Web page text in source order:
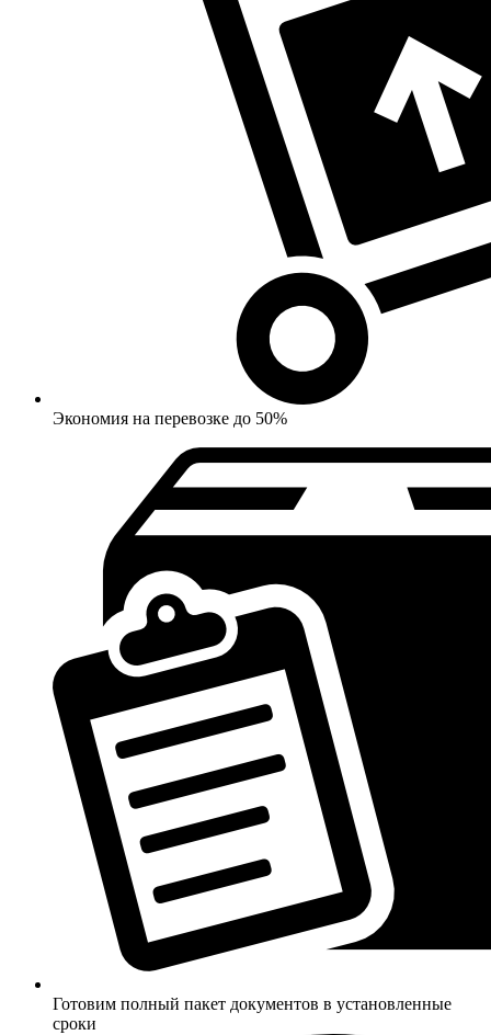
Экономия на перевозке до 50%
Готовим полный пакет документов в установленные
сроки